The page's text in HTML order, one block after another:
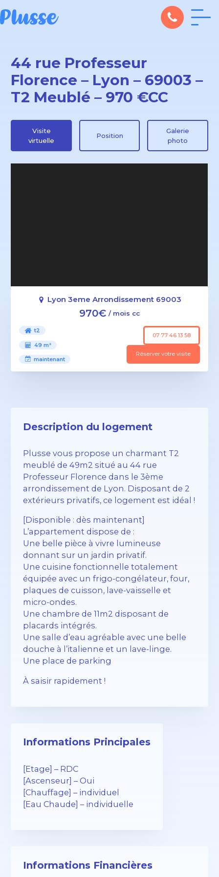
44 rue Professeur
Florence – Lyon – 69003 –
T2 Meublé – 970 €CC
Visite
virtuelle
Position
Galerie
photo
Lyon 3eme Arrondissement 69003
970€ / mois cc
t2
49 m²
maintenant
07 77 46 13 58
Réserver votre visite
Description du logement
Plusse vous propose un charmant T2
meublé de 49m2 situé au 44 rue
Professeur Florence dans le 3ème
arrondissement de Lyon. Disposant de 2
extérieurs privatifs, ce logement est idéal !
[Disponible : dès maintenant]
L’appartement dispose de :
Une belle pièce à vivre lumineuse
donnant sur un jardin privatif.
Une cuisine fonctionnelle totalement
équipée avec un frigo-congélateur, four,
plaques de cuisson, lave-vaisselle et
micro-ondes.
Une chambre de 11m2 disposant de
placards intégrés.
Une salle d’eau agréable avec une belle
douche à l’italienne et un lave-linge.
Une place de parking
À saisir rapidement !
Informations Principales
[Etage] – RDC
[Ascenseur] – Oui
[Chauffage] – individuel
[Eau Chaude] – individuelle
Informations Financières